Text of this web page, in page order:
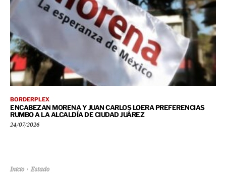
BORDERPLEX
ENCABEZAN MORENA Y JUAN CARLOS LOERA PREFERENCIAS
RUMBO A LA ALCALDÍA DE CIUDAD JUÁREZ
24/07/2026